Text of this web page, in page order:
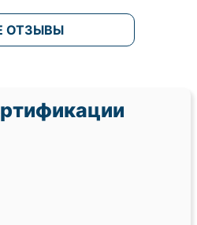
ОТЗЫВЫ